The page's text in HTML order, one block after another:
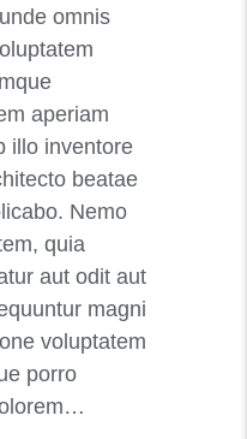
omnis
aperiam
illo inventore
beatae
Nemo
quia
aut odit aut
magni
voluptatem
porro